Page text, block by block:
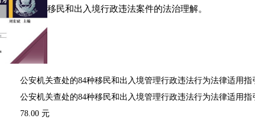
公安机关查处的84种移民和出入境管理行政违法行为法律适用指
公安机关查处的84种移民和出入境管理行政违法行为法律适用指
78.00 元
移民和出入境行政违法案件的法治理解。